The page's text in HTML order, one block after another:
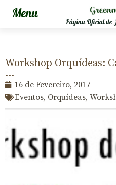
Página Oficial de
Workshop Orquídeas:
…
16 de Fevereiro, 2017
Eventos, Orquídeas,